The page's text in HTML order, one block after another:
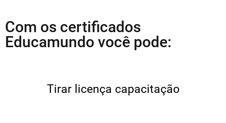
Com os certificados
Educamundo você pode:
Tirar licença capacitação